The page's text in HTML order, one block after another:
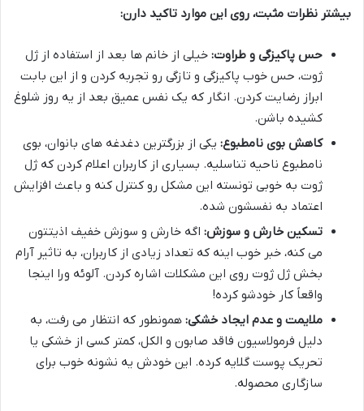
بیشتر نظرات مثبت، روی این موارد تاکید دارن:
حس پاکیزگی و طراوت: خیلی از خانم ها بعد از استفاده از ژل
ژوت، حس خوب پاکیزگی و تازگی رو تجربه کردن و از این بابت
ابراز رضایت کردن. انگار که یک نفس عمیق بعد از یه روز شلوغ
کشیده باشن.
کاهش بوی نامطبوع: یکی از بزرگترین دغدغه های بانوان، بوی
نامطبوع ناحیه تناسلیه. بسیاری از کاربران اعلام کردن که ژل
ژوت به خوبی تونسته این مشکل رو کنترل کنه و باعث افزایش
اعتماد به نفسشون شده.
تسکین خارش و سوزش: اگه خارش و سوزش خفیف اذیتتون
می کنه، خبر خوب اینه که تعداد زیادی از کاربران، به تاثیر آرام
بخش ژل ژوت روی این مشکلات اشاره کردن. آلوئه ورا اینجا
واقعاً کار خودشو کرده!
ملایمت و عدم ایجاد خشکی: همونطور که انتظار می رفت، به
دلیل فرمولاسیون فاقد صابون و الکل، کمتر کسی از خشکی یا
تحریک پوست گلایه کرده. این خودش یه نشونه خوب برای
سازگاری محصوله.